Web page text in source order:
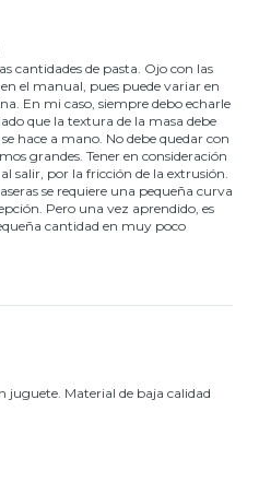
cantidades de pasta. Ojo con las
el manual, pues puede variar en
En mi caso, siempre debo echarle
que la textura de la masa debe
hace a mano. No debe quedar con
grandes. Tener en consideración
salir, por la fricción de la extrusión.
se requiere una pequeña curva
Pero una vez aprendido, es
cantidad en muy poco
juguete. Material de baja calidad